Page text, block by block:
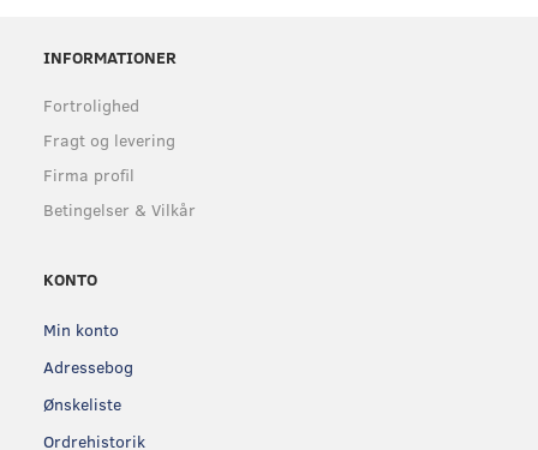
INFORMATIONER
Fortrolighed
Fragt og levering
Firma profil
Betingelser & Vilkår
KONTO
Min konto
Adressebog
Ønskeliste
Ordrehistorik